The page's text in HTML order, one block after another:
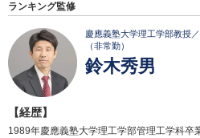
ランキング監修
慶應義塾大学理工学部教授
（非常勤）
鈴木秀男
【経歴】
1989年慶應義塾大学理工学部管理工学科卒